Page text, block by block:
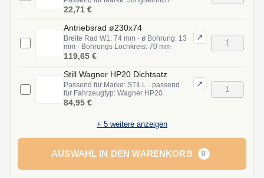
22,71 €
Antriebsrad ø230x74
Breite Rad W1: 74 mm · ø Bohrung: 13
mm · Bohrungs Lochkreis: 70 mm
↗
119,65 €
Still Wagner HP20 Dichtsatz
Passend für Marke: STILL · passend
für Fahrzeugtyp: Wagner HP20
↗
84,95 €
+ 5 weitere anzeigen
AUSWAHL IN DEN WARENKORB 0